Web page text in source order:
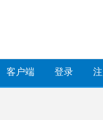
客户端 登录